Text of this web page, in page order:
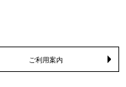
ご利用案内